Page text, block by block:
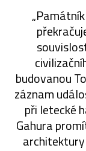
budovanou
záznam
při letecké
Gahura